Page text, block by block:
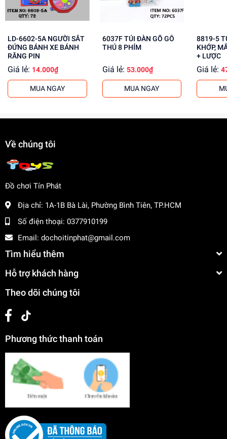
Mua ngay đồ chơi lắp ráp tại dochoitinphat.com
cung cấp giá sỉ cho khách buôn. Liên hệ với chúng tôi để
LD-6602-5A NGƯỜI SẮT
ĐỨNG BÁNH XE BÁNH
RĂNG PIN
Giá lẻ: 14.000₫
MUA NGAY
6037F TÚI ĐÀN GÕ GỖ
THÚ 8 PHÍM
Giá lẻ: 53.000₫
MUA NGAY
8819-5 TÚI BABY 1C
KHỚP,
+ LƯỢC
Giá lẻ:
Về chúng tôi
Đồ chơi Tín Phát
Địa chỉ: 1A-1B Bà Lài, Phường Bình Tiên, TP.HCM
Số điện thoại: 0377910199
Email: dochoitinphat@gmail.com
Tìm hiểu thêm
Hỗ trợ khách hàng
Theo dõi chúng tôi
Phương thức thanh toán